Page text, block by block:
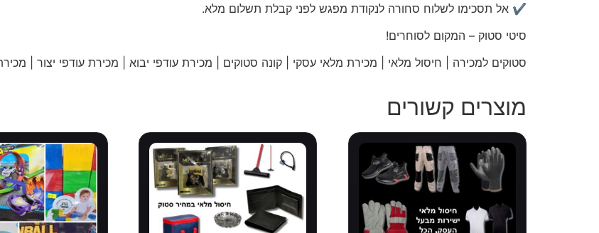
✔️ אל תסכימו לשלוח סחורה לנקודת מפגש לפני קבלת תשלום מלא.
סיטי סטוק – המקום לסוחרים!
סטוקים למכירה | חיסול מלאי | מכירת מלאי עסקי | קונה סטוקים | מכירת עודפי יבוא | מכירת עודפי יצור |
מוצרים קשורים